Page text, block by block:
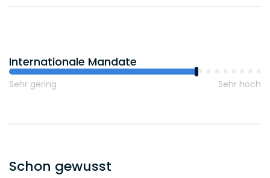
Internationale Mandate
Sehr gering Sehr hoch
Schon gewusst